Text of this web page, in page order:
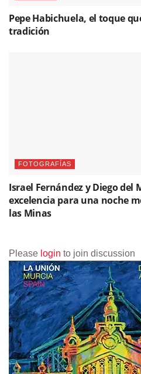
Pepe Habichuela, el toque
tradición
FOTOGRAFÍAS
Israel Fernández y Diego del
excelencia para una noche
las Minas
Please login to join discussion